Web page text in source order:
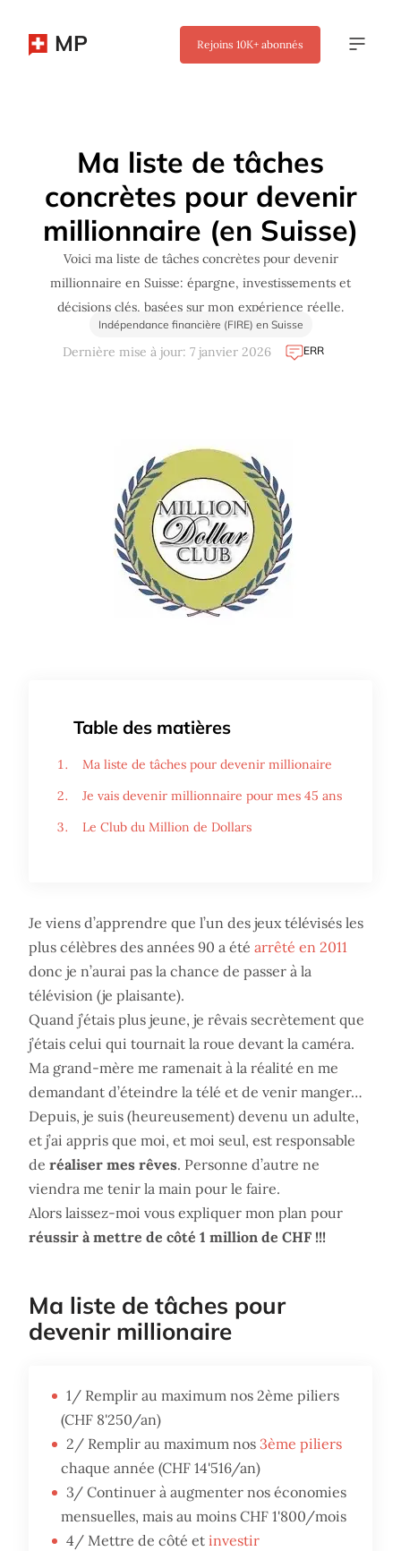
MP Rejoins 10K+ abonnés
Ma liste de tâches
concrètes pour devenir
millionnaire (en Suisse)
Voici ma liste de tâches concrètes pour devenir
millionnaire en Suisse: épargne, investissements et
décisions clés, basées sur mon expérience réelle.
Indépendance financière (FIRE) en Suisse
Dernière mise à jour: 7 janvier 2026 ERR
Table des matières
Ma liste de tâches pour devenir millionaire
Je vais devenir millionnaire pour mes 45 ans
Le Club du Million de Dollars
Je viens d’apprendre que l’un des jeux télévisés les
plus célèbres des années 90 a été arrêté en 2011
donc je n’aurai pas la chance de passer à la
télévision (je plaisante).
Quand j’étais plus jeune, je rêvais secrètement que
j’étais celui qui tournait la roue devant la caméra.
Ma grand-mère me ramenait à la réalité en me
demandant d’éteindre la télé et de venir manger…
Depuis, je suis (heureusement) devenu un adulte,
et j’ai appris que moi, et moi seul, est responsable
de réaliser mes rêves. Personne d’autre ne
viendra me tenir la main pour le faire.
Alors laissez-moi vous expliquer mon plan pour
réussir à mettre de côté 1 million de CHF !!!
Ma liste de tâches pour
devenir millionaire
1/ Remplir au maximum nos 2ème piliers
(CHF 8'250/an)
2/ Remplir au maximum nos 3ème piliers
chaque année (CHF 14'516/an)
3/ Continuer à augmenter nos économies
mensuelles, mais au moins CHF 1'800/mois
4/ Mettre de côté et investir